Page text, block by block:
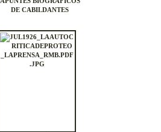
DE CABILDANTES